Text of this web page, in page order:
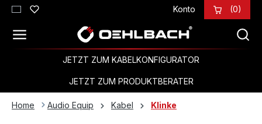
Zum Hauptinhalt springen Konto (0)
JETZT ZUM KABELKONFIGURATOR
JETZT ZUM PRODUKTBERATER
Home Audio Equip Kabel Klinke